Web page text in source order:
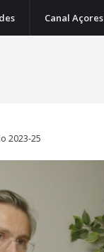
Canal Açores
2023-25